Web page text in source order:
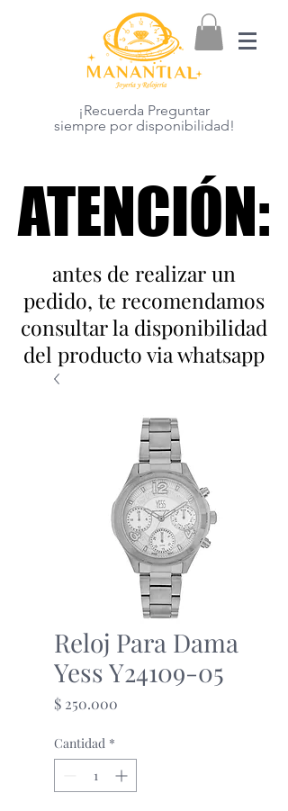
¡Recuerda Preguntar
siempre por disponibilidad!
ATENCIÓN:
ATENCIÓN:
antes de realizar un
pedido, te recomendamos
consultar la disponibilidad
del producto via whatsapp
Reloj Para Dama
Yess Y24109-05
$ 250.000
Cantidad *